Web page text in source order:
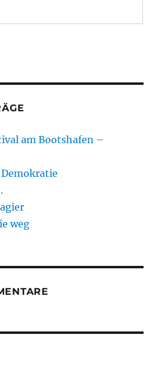
am Bootshafen –
weg